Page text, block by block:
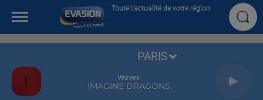
Toute l'actualité de votre région
Waves
IMAGINE DRAGONS
PARIS